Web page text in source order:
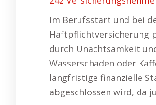
Im Berufsstart und bei
Haftpflichtversicherung
durch Unachtsamkeit
Wasserschaden oder
langfristige finanzielle
abgeschlossen wird, da